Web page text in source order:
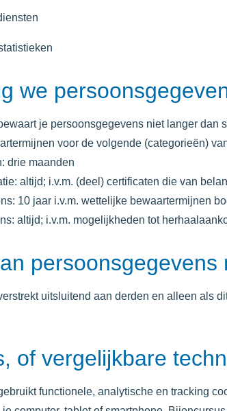
we
je persoonsgegevens niet langer dan
voor de volgende (categorieën)
drie maanden
altijd; i.v.m. (deel) certificaten die van
10 jaar i.v.m. wettelijke bewaartermijnen
altijd; i.v.m. mogelijkheden tot
persoonsgegevens
uitsluitend aan derden en alleen als
of vergelijkbare
functionele, analytische en tracking